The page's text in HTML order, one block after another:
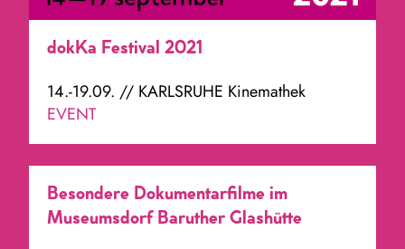
dokKa Festival 2021
14.-19.09. // KARLSRUHE Kinemathek
EVENT
Besondere Dokumentarfilme im
Museumsdorf Baruther Glashütte